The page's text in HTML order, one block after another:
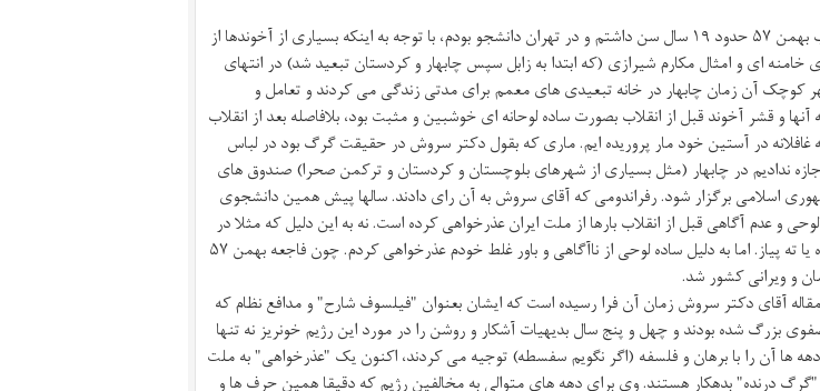
بنده که در زمان انقلاب بهمن ۵٧ حدود ١٩ سال سن داشتم و در تهران دانشجو بودم، با توجه به اینکه بسیاری از آخوندها از
ای و امثال مکارم شیرازی (که ابتدا به زابل سپس چابهار و کردستان تبعید شد) در انتهای
آن زمان چابهار در خانه تبعیدی های معمم برای مدتی زندگی می کردند و تعامل و
آنها و قشر آخوند قبل از انقلاب بصورت ساده لوحانه ای خوشبین و مثبت بود، بلافاصله بعد از انقلاب
غافلانه در آستین خود مار پروریده ایم. ماری که بقول دکتر سروش در حقیقت گرگ بود در لباس
ندادیم در چابهار (مثل بسیاری از شهرهای بلوچستان و کردستان و ترکمن صحرا) صندوق های
اسلامی برگزار شود. رفراندومی که آقای سروش به آن رای دادند. سالها پیش همین دانشجوی
لوحی و عدم آگاهی قبل از انقلاب بارها از ملت ایران عذرخواهی کرده است. نه به این دلیل که مثلا در
انقلاب ۵٧ سر پیاز بوده یا ته پیاز. اما به دلیل ساده لوحی از ناآگاهی و باور غلط خودم عذرخواهی کردم. چون فاجعه بهمن ۵٧
و ویرانی کشور شد.
مقاله آقای دکتر سروش زمان آن فرا رسیده است که ایشان بعنوان "فیلسوف شارح" و مدافع نظام که
بزرگ شده بودند و چهل و پنج سال بدیهیات آشکار و روشن را در مورد این رژیم خونریز نه تنها
دهه ها آن را با برهان و فلسفه (اگر نگویم سفسطه) توجیه می کردند، اکنون یک "عذرخواهی" به ملت
"گرگ درنده" بدهکار هستند. وی برای دهه های متوالی به مخالفین رژیم که دقیقا همین حرف ها و